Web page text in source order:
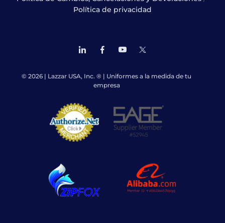
Política de privacidad
© 2026 | Lazzar USA, Inc. ® | Uniformes a la medida de tu
empresa